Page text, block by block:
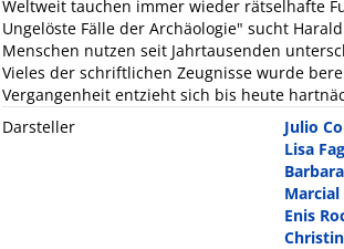
Weltweit tauchen immer wieder rätselhafte
Ungelöste Fälle der Archäologie" sucht
Menschen nutzen seit Jahrtausenden
Vieles der schriftlichen Zeugnisse wurde
Vergangenheit entzieht sich bis heute
Darsteller
Julio
Lisa
Enis